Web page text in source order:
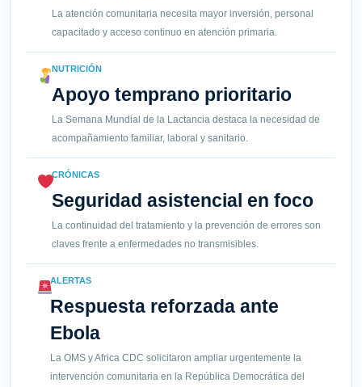
La atención comunitaria necesita mayor inversión, personal
capacitado y acceso continuo en atención primaria.
NUTRICIÓN
Apoyo temprano prioritario
La Semana Mundial de la Lactancia destaca la necesidad de
acompañamiento familiar, laboral y sanitario.
CRÓNICAS
Seguridad asistencial en foco
La continuidad del tratamiento y la prevención de errores son
claves frente a enfermedades no transmisibles.
ALERTAS
Respuesta reforzada ante
Ebola
La OMS y Africa CDC solicitaron ampliar urgentemente la
intervención comunitaria en la República Democrática del